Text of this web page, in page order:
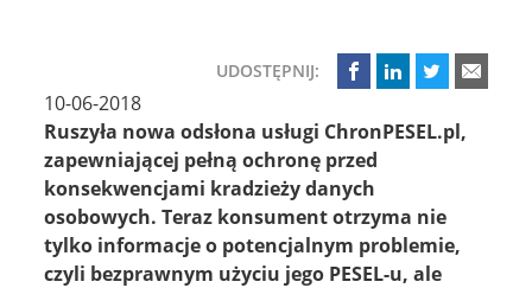
ZALOGUJ
UDOSTĘPNIJ:
10-06-2018
Ruszyła nowa odsłona usługi ChronPESEL.pl,
zapewniającej pełną ochronę przed
konsekwencjami kradzieży danych
osobowych. Teraz konsument otrzyma nie
tylko informacje o potencjalnym problemie,
czyli bezprawnym użyciu jego PESEL-u, ale